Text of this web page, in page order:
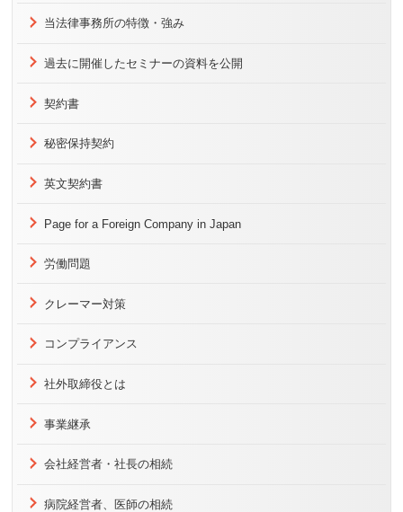
当法律事務所の特徴・強み
過去に開催したセミナーの資料を公開
契約書
秘密保持契約
英文契約書
Page for a Foreign Company in Japan
労働問題
クレーマー対策
コンプライアンス
社外取締役とは
事業継承
会社経営者・社長の相続
病院経営者、医師の相続